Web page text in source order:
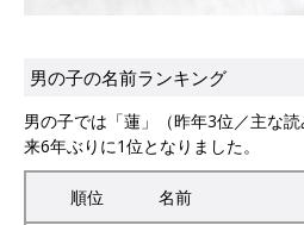
男の子の名前ランキング
男の子では「蓮」（昨年3位／主な
来6年ぶりに1位となりました。
順位 名前